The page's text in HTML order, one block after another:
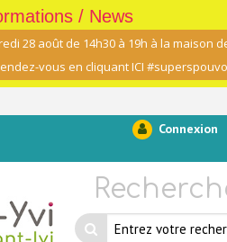
Connexion
/ News
28 août de 14h30 à 19h à la maison
vous en cliquant ICI